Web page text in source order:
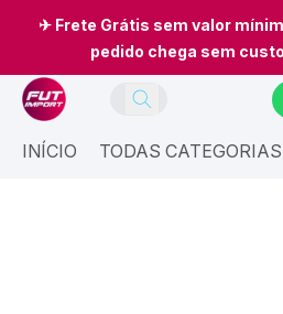
✈ Frete Grátis sem valor
pedido chega sem
INÍCIO TODAS CATEGORIAS